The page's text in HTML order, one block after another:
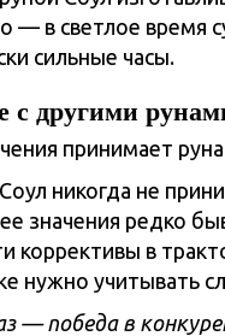
— в светлое время
сильные часы.
с другими
никогда не
значения редко
коррективы в
нужно учитывать
— победа в